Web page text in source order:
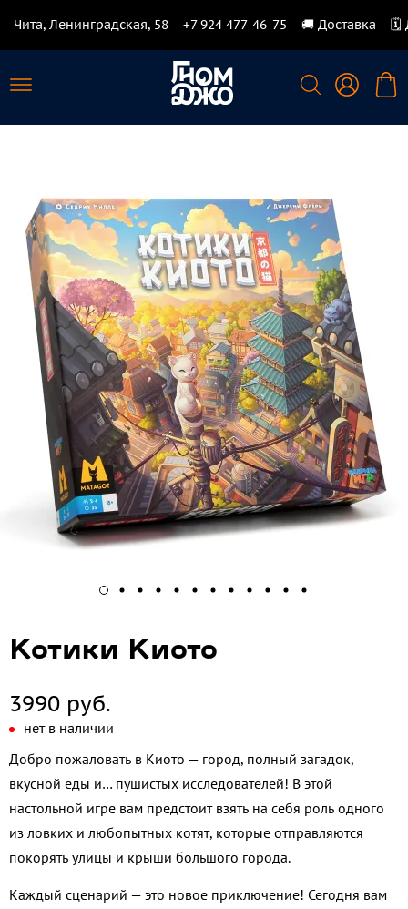
Чита, Ленинградская, 58 +7 924 477-46-75 🚚 Доставка 🗓️
Котики Киото
3990 руб.
нет в наличии
Добро пожаловать в Киото — город, полный загадок,
вкусной еды и… пушистых исследователей! В этой
настольной игре вам предстоит взять на себя роль одного
из ловких и любопытных котят, которые отправляются
покорять улицы и крыши большого города.
Каждый сценарий — это новое приключение! Сегодня вам